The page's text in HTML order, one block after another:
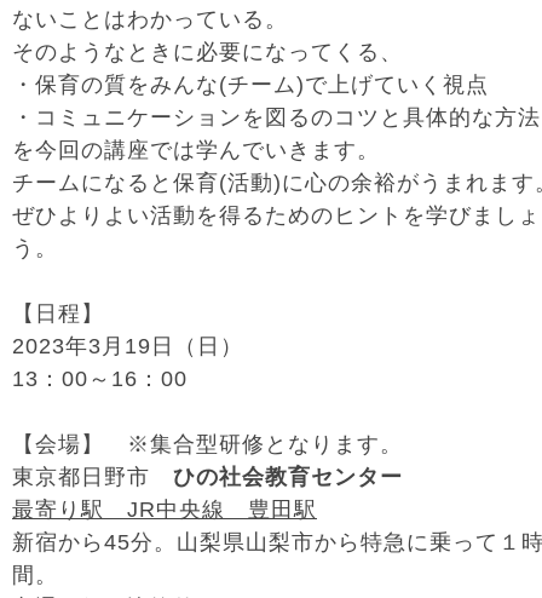
ないことはわかっている。
そのようなときに必要になってくる、
・保育の質をみんな(チーム)で上げていく視点
・コミュニケーションを図るのコツと具体的な方法
を今回の講座では学んでいきます。
チームになると保育(活動)に心の余裕がうまれます
ぜひよりよい活動を得るためのヒントを学びましょ
う。
【日程】
2023年3月19日（日）
13：00～16：00
【会場】 ※集合型研修となります。
東京都日野市 ひの社会教育センター
最寄り駅 JR中央線 豊田駅
新宿から45分。山梨県山梨市から特急に乗って１
間。